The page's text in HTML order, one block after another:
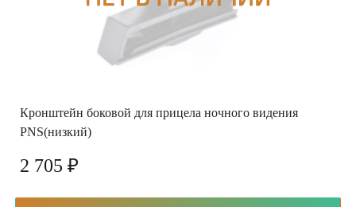
Кронштейн боковой для прицела ночного видения
PNS(низкий)
2 705 ₽